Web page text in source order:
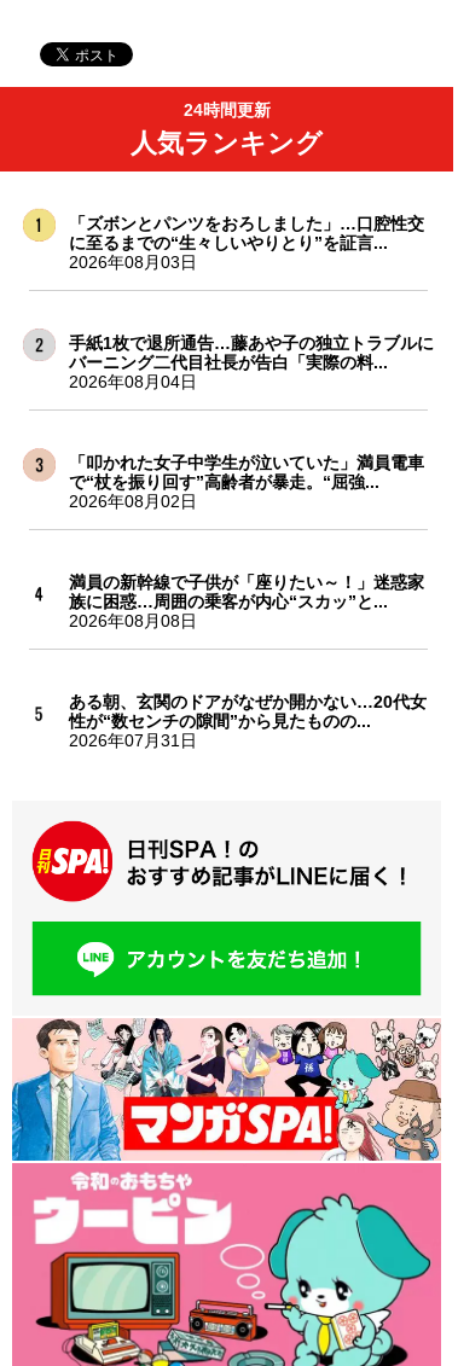
24時間更新
人気ランキング
「ズボンとパンツをおろしました」…口腔性交
に至るまでの“生々しいやりとり”を証言...
2026年08月03日
手紙1枚で退所通告…藤あや子の独立トラブルに
バーニング二代目社長が告白「実際の料...
2026年08月04日
「叩かれた女子中学生が泣いていた」満員電車
で“杖を振り回す”高齢者が暴走。“屈強...
2026年08月02日
満員の新幹線で子供が「座りたい～！」迷惑家
族に困惑…周囲の乗客が内心“スカッ”と...
2026年08月08日
ある朝、玄関のドアがなぜか開かない…20代女
性が“数センチの隙間”から見たものの...
2026年07月31日